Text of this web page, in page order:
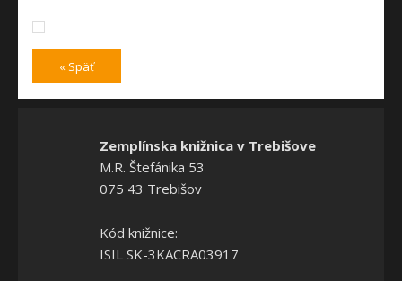
« Späť
Zemplínska knižnica v Trebišove
M.R. Štefánika 53
075 43 Trebišov
Kód knižnice:
ISIL SK-3KACRA03917